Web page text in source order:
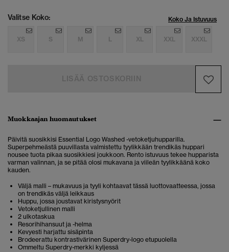
Valitse Koko: Koko Ja Istuvuus
XS S M L XL XXL XXXL
Muokkaajan huomautukset
Päivitä suosikkisi Essential Logo Washed -vetoketjuhupparilla.
Superpehmeästä puuvillasta valmistettu tyylikkään trendikäs huppari
nousee tuota pikaa suosikkiesi joukkoon. Rento istuvuus tekee hupparista
varman valinnan, ja se pitää olosi mukavana ja viileän tyylikkäänä koko
kauden.
Väljä malli – mukavuus ja tyyli kohtaavat tässä luottovaatteessa, jossa
on trendikäs väljä leikkaus
Huppu, jossa joustavat kiristysnyörit
Vetoketjullinen malli
2 ulkotaskua
Resorihihansuut ja -helma
Kevyesti harjattu sisäpinta
Brodeerattu kontrastivärinen Superdry-logo etupuolella
Ommeltu Superdry-merkki kyljessä